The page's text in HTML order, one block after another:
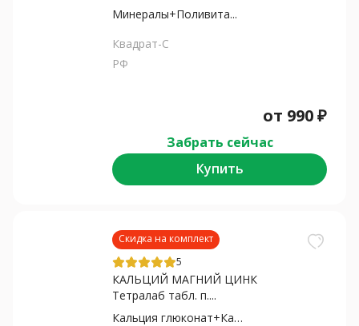
Минералы+Поливита...
Квадрат-С
РФ
от 990₽
Забрать сейчас
Купить
Скидка на комплект
5
КАЛЬЦИЙ МАГНИЙ ЦИНК
Тетралаб табл. п....
Кальция глюконат+Кальция...